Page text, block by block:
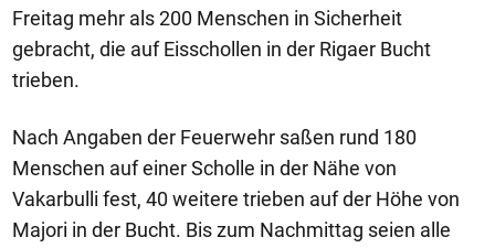
Freitag mehr als 200 Menschen in Sicherheit
gebracht, die auf Eisschollen in der Rigaer Bucht
trieben.
Nach Angaben der Feuerwehr saßen rund 180
Menschen auf einer Scholle in der Nähe von
Vakarbulli fest, 40 weitere trieben auf der Höhe von
Majori in der Bucht. Bis zum Nachmittag seien alle